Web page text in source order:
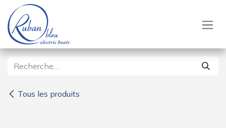
Se rendre au contenu
Tous les produits